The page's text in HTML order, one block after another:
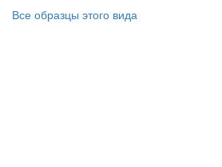
Все образцы этого вида